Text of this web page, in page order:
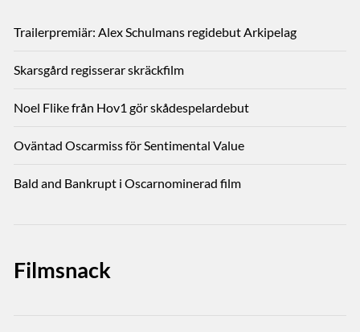
Trailerpremiär: Alex Schulmans regidebut Arkipelag
Skarsgård regisserar skräckfilm
Noel Flike från Hov1 gör skådespelardebut
Oväntad Oscarmiss för Sentimental Value
Bald and Bankrupt i Oscarnominerad film
Filmsnack